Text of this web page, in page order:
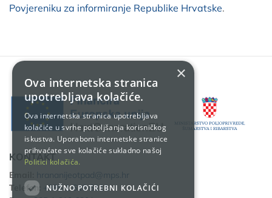
Povjereniku za informiranje Republike Hrvatske.
KONTAKT
Email:
hrananijeotpad@mps.hr
Telefon:
+385 1 610 6111
×
Ova internetska stranica
upotrebljava kolačiće.
Ova internetska stranica upotrebljava
kolačiće u svrhe poboljšanja korisničkog
iskustva. Uporabom internetske stranice
prihvaćate sve kolačiće sukladno našoj
Politici kolačića.
NUŽNO POTREBNI KOLAČIĆI